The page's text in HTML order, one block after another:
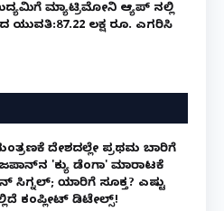
ಮ್ಯಾಟ್ರಿಮೋನಿ ಆ್ಯಪ್ ನಲ್ಲಿ
ಲಕ್ಷ ರೂ. ಎಗರಿಸಿ
ದೇಶದಲ್ಲೇ ಪ್ರಥಮ ಬಾರಿಗೆ
'ಕ್ಯು ಡೆಂಗಾ' ಮಾರಾಟಕ್ಕೆ
ಸಿಗ್ನಲ್; ಯಾರಿಗೆ ಸೂಕ್ತ? ಎಷ್ಟು
ಕಂಪ್ಲೀಟ್ ಡಿಟೇಲ್ಸ್!